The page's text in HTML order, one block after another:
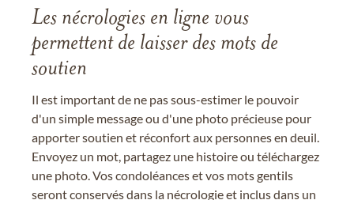
Les nécrologies en ligne vous
permettent de laisser des mots de
soutien
Il est important de ne pas sous-estimer le pouvoir
d'un simple message ou d'une photo précieuse pour
apporter soutien et réconfort aux personnes en deuil.
Envoyez un mot, partagez une histoire ou téléchargez
une photo. Vos condoléances et vos mots gentils
seront conservés dans la nécrologie et inclus dans un